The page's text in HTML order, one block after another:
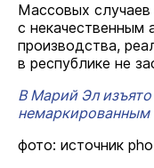
Массовых случаев
с некачественным
производства,
в республике не
В Марий Эл
немаркированным
фото: источник